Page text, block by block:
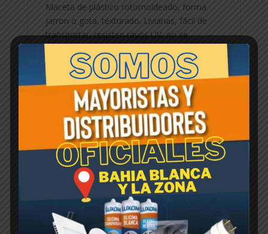
Maceta de plástico rotomoldeado, forma
jarron o gota, texturado. Livianas, fácil de
transportar, resisten rayos UV, no se
Productos relacionados